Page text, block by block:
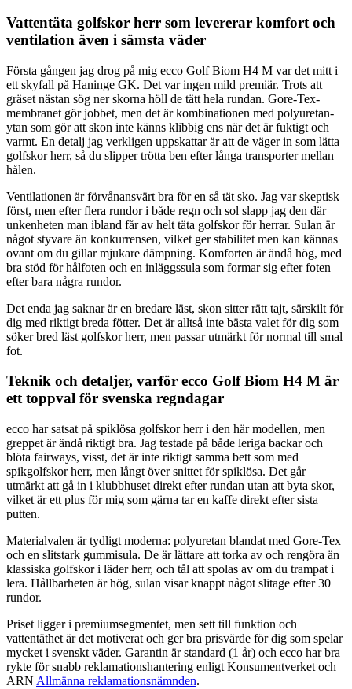
Vattentäta golfskor herr som levererar komfort och
ventilation även i sämsta väder
Första gången jag drog på mig ecco Golf Biom H4 M var det mitt i
ett skyfall på Haninge GK. Det var ingen mild premiär. Trots att
gräset nästan sög ner skorna höll de tätt hela rundan. Gore-Tex-
membranet gör jobbet, men det är kombinationen med polyuretan-
ytan som gör att skon inte känns klibbig ens när det är fuktigt och
varmt. En detalj jag verkligen uppskattar är att de väger in som lätta
golfskor herr, så du slipper trötta ben efter långa transporter mellan
hålen.
Ventilationen är förvånansvärt bra för en så tät sko. Jag var skeptisk
först, men efter flera rundor i både regn och sol slapp jag den där
unkenheten man ibland får av helt täta golfskor för herrar. Sulan är
något styvare än konkurrensen, vilket ger stabilitet men kan kännas
ovant om du gillar mjukare dämpning. Komforten är ändå hög, med
bra stöd för hålfoten och en inläggssula som formar sig efter foten
efter bara några rundor.
Det enda jag saknar är en bredare läst, skon sitter rätt tajt, särskilt för
dig med riktigt breda fötter. Det är alltså inte bästa valet för dig som
söker bred läst golfskor herr, men passar utmärkt för normal till smal
fot.
Teknik och detaljer, varför ecco Golf Biom H4 M är
ett toppval för svenska regndagar
ecco har satsat på spiklösa golfskor herr i den här modellen, men
greppet är ändå riktigt bra. Jag testade på både leriga backar och
blöta fairways, visst, det är inte riktigt samma bett som med
spikgolfskor herr, men långt över snittet för spiklösa. Det går
utmärkt att gå in i klubbhuset direkt efter rundan utan att byta skor,
vilket är ett plus för mig som gärna tar en kaffe direkt efter sista
putten.
Materialvalen är tydligt moderna: polyuretan blandat med Gore-Tex
och en slitstark gummisula. De är lättare att torka av och rengöra än
klassiska golfskor i läder herr, och tål att spolas av om du trampat i
lera. Hållbarheten är hög, sulan visar knappt något slitage efter 30
rundor.
Priset ligger i premiumsegmentet, men sett till funktion och
vattentäthet är det motiverat och ger bra prisvärde för dig som spelar
mycket i svenskt väder. Garantin är standard (1 år) och ecco har bra
rykte för snabb reklamationshantering enligt Konsumentverket och
ARN Allmänna reklamationsnämnden.